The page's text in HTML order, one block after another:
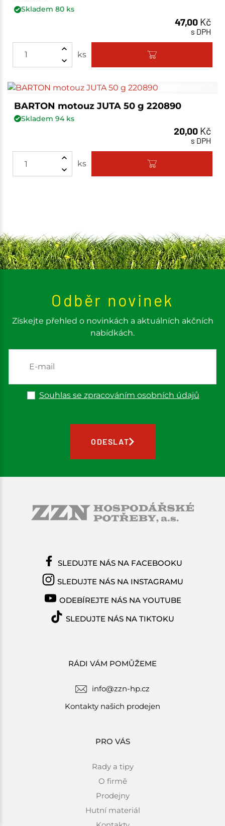
Skladem 80ks
47,00 Kč
s DPH
ks
BARTON motouz JUTA 50 g 220890
Skladem 94ks
20,00 Kč
s DPH
ks
Odběr novinek
Získejte přehled o novinkách a aktuálních akčních
nabídkách.
Souhlas se zpracováním osobních údajů
ODESLAT
RÁDI VÁM POMŮŽEME
info@zzn-hp.cz
Kontakty našich prodejen
PRO VÁS
Rady a tipy
O firmě
Prodejny
Hutní materiál
SLEDUJTE NÁS NA FACEBOOKU
SLEDUJTE NÁS NA INSTAGRAMU
ODEBÍREJTE NÁS NA YOUTUBE
SLEDUJTE NÁS NA TIKTOKU